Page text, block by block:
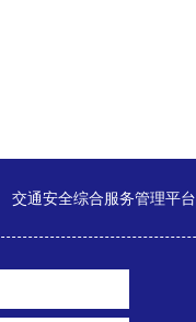
交通安全综合服务管理平台